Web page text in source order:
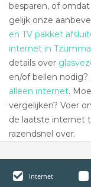
besparen, of
gelijk onze
en TV pakket
internet in
details over
en/of bellen
alleen internet.
vergelijken? Voer
de laatste internet
razendsnel over.
Internet